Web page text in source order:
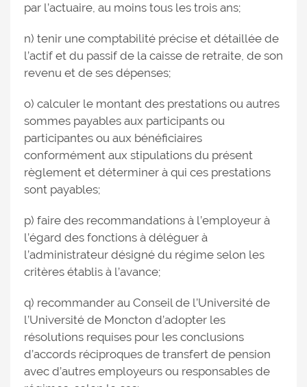
par l’actuaire, au moins tous les trois ans;
n) tenir une comptabilité précise et détaillée de
l’actif et du passif de la caisse de retraite, de son
revenu et de ses dépenses;
o) calculer le montant des prestations ou autres
sommes payables aux participants ou
participantes ou aux bénéficiaires
conformément aux stipulations du présent
règlement et déterminer à qui ces prestations
sont payables;
p) faire des recommandations à l’employeur à
l’égard des fonctions à déléguer à
l’administrateur désigné du régime selon les
critères établis à l’avance;
q) recommander au Conseil de l’Université de
l’Université de Moncton d’adopter les
résolutions requises pour les conclusions
d’accords réciproques de transfert de pension
avec d’autres employeurs ou responsables de